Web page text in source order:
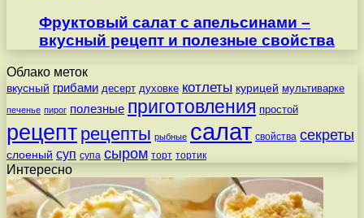
Фруктовый салат с апельсинами –
вкусный рецепт и полезные свойства
Облако меток
вкусный грибами десерт духовке котлеты курицей мультиварке
печенье пирог полезные приготовления простой
рецепт рецепты рыбные салат свойства секреты
слоеный суп супа сыром торт тортик
Интересно